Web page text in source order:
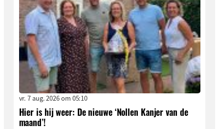
vr. 7 aug. 2026 om 05:10
Hier is hij weer: De nieuwe ‘Nollen Kanjer van de
maand’!